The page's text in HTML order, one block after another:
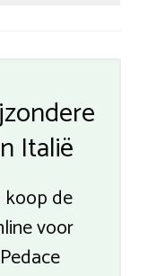
Italië
koop de
voor